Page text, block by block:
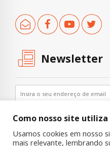
Newsletter
Como nosso site utiliza
Usamos cookies em nosso
mais relevante, lembrando